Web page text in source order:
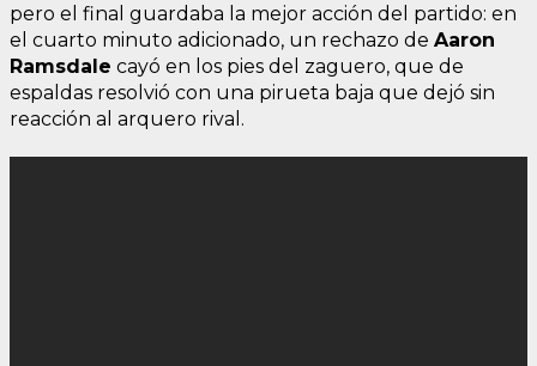
pero el final guardaba la mejor acción del partido: en
el cuarto minuto adicionado, un rechazo de Aaron
Ramsdale cayó en los pies del zaguero, que de
espaldas resolvió con una pirueta baja que dejó sin
reacción al arquero rival.